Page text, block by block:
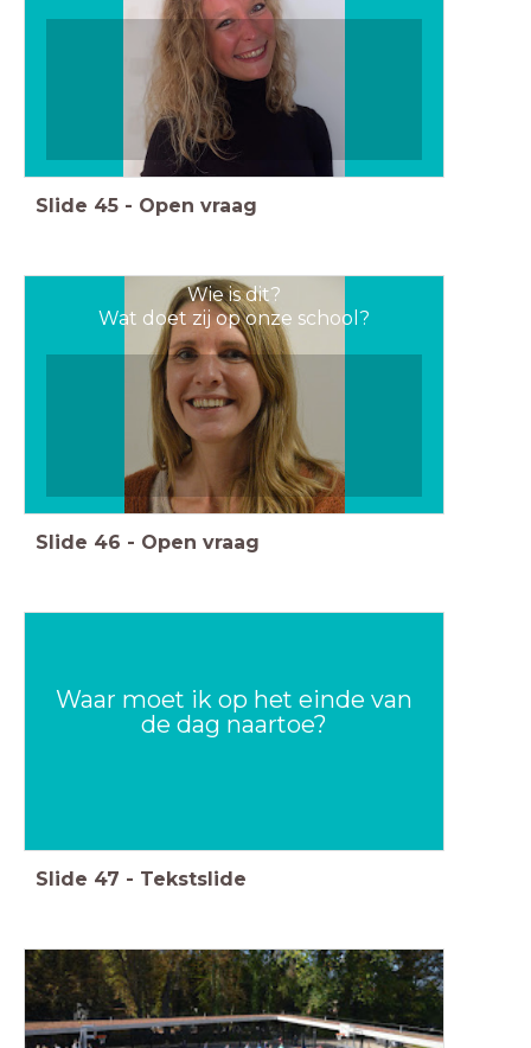
Slide 45 - Open vraag
Wie is dit?
Wat doet zij op onze school?
Slide 46 - Open vraag
Waar moet ik op het einde van
de dag naartoe?
Slide 47 - Tekstslide